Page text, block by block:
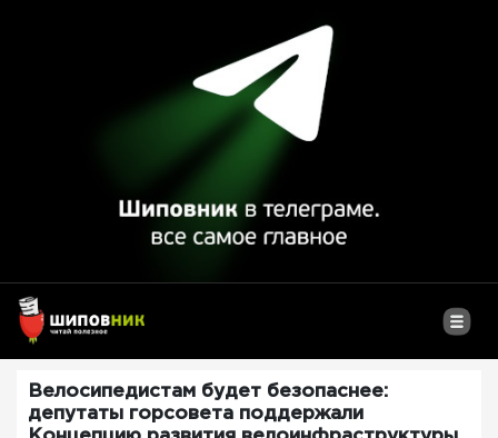
Велосипедистам будет безопаснее:
депутаты горсовета поддержали